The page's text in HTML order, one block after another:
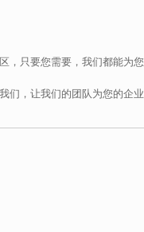
，只要您需要，我们都能为您
们，让我们的团队为您的企业